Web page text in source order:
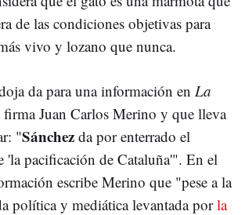
de las condiciones objetivas para
vivo y lozano que nunca.
da para una información en La
firma Juan Carlos Merino y que lleva
"Sánchez da por enterrado el
'la pacificación de Cataluña'". En el
escribe Merino que "pese a la
política y mediática levantada porla